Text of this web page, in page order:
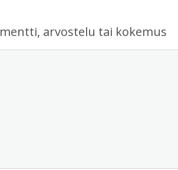
arvostelu tai kokemus